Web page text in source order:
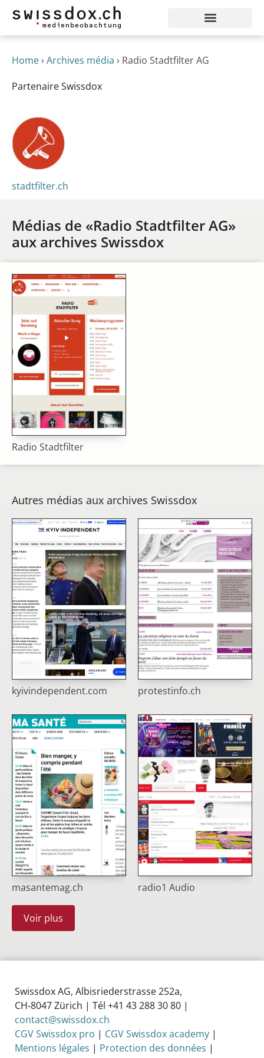
Home› Archives média › Radio Stadtfilter AG
Partenaire Swissdox
stadtfilter.ch
Médias de «Radio Stadtfilter AG»
aux archives Swissdox
Radio Stadtfilter
Autres médias aux archives Swissdox
kyivindependent.com protestinfo.ch
masantemag.ch radio1 Audio
Voir plus
Swissdox AG, Albisriederstrasse 252a,
CH‑8047 Zürich | Tél +41 43 288 30 80 |
contact@swissdox.ch
CGV Swissdox pro | CGV Swissdox academy |
Mentions légales | Protection des données |